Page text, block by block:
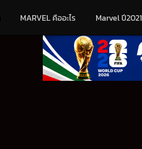
MARVEL คืออะไร Marvel ปี2021